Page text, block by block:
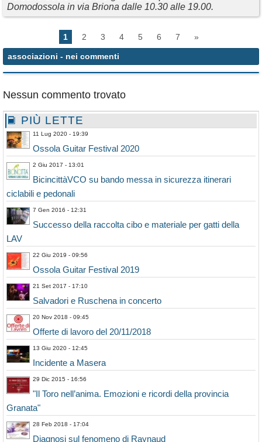
Domodossola in via Briona dalle 10.30 alle 19.00.
1 2 3 4 5 6 7 »
associazioni - nei commenti
Nessun commento trovato
PIÙ LETTE
11 Lug 2020 - 19:39
Ossola Guitar Festival 2020
2 Giu 2017 - 13:01
BicincittàVCO su bando messa in sicurezza itinerari
ciclabili e pedonali
7 Gen 2016 - 12:31
Successo della raccolta cibo e materiale per gatti della
LAV
22 Giu 2019 - 09:56
Ossola Guitar Festival 2019
21 Set 2017 - 17:10
Salvadori e Ruschena in concerto
20 Nov 2018 - 09:45
Offerte di lavoro del 20/11/2018
13 Giu 2020 - 12:45
Incidente a Masera
29 Dic 2015 - 16:56
"Il Toro nell’anima. Emozioni e ricordi della provincia
Granata"
28 Feb 2018 - 17:04
Diagnosi sul fenomeno di Raynaud